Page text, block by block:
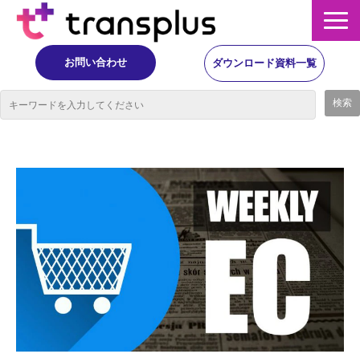
お問い合わせ ダウンロード資料一覧
イベント・レポート
ニュース
コラム
事例